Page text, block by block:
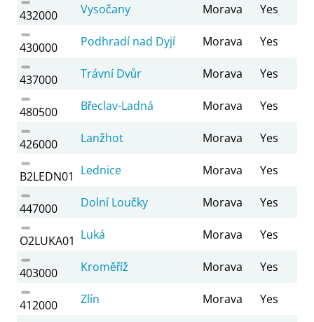
432000 Vysočany Morava Yes
430000 Podhradí nad Dyjí Morava Yes
437000 Trávní Dvůr Morava Yes
480500 Břeclav-Ladná Morava Yes
426000 Lanžhot Morava Yes
B2LEDN01 Lednice Morava Yes
447000 Dolní Loučky Morava Yes
O2LUKA01 Luká Morava Yes
403000 Kroměříž Morava Yes
412000 Zlín Morava Yes